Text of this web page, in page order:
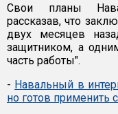
Свои планы
рассказав, что
двух месяцев
защитником, а
часть работы".
- Навальный в
но готов применить